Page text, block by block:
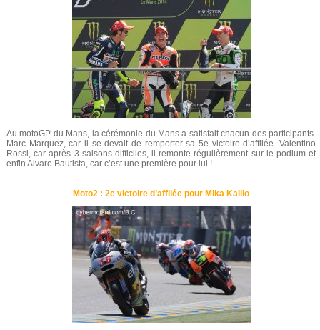
Au motoGP du Mans, la cérémonie du Mans a satisfait chacun des participants.
Marc Marquez, car il se devait de remporter sa 5e victoire d’affilée. Valentino
Rossi, car après 3 saisons difficiles, il remonte régulièrement sur le podium et
enfin Alvaro Bautista, car c’est une première pour lui !
Moto2 : 2e victoire d’affilée pour Mika Kallio